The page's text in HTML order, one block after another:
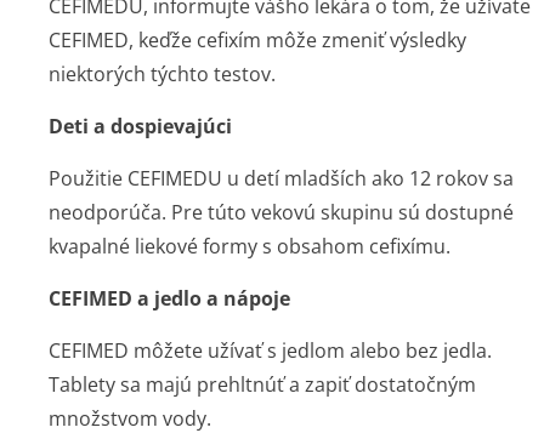
CEFIMEDU, informujte vášho lekára o tom, že užívate
CEFIMED, keďže cefixím môže zmeniť výsledky
niektorých týchto testov.
Deti a dospievajúci
Použitie CEFIMEDU u detí mladších ako 12 rokov sa
neodporúča. Pre túto vekovú skupinu sú dostupné
kvapalné liekové formy s obsahom cefixímu.
CEFIMED a jedlo a nápoje
CEFIMED môžete užívať s jedlom alebo bez jedla.
Tablety sa majú prehltnúť a zapiť dostatočným
množstvom vody.